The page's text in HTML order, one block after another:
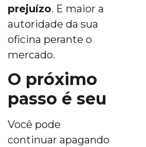
prejuízo. E maior a
autoridade da sua
oficina perante o
mercado.
O próximo
passo é seu
Você pode
continuar apagando